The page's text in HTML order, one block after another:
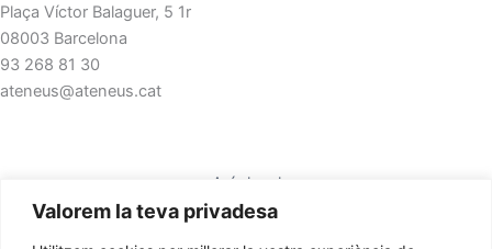
Valorem la teva privadesa
Plaça Víctor Balaguer, 5 1r
08003 Barcelona
93 268 81 30
ateneus@ateneus.cat
Avís legal
Polítiques de privacitat